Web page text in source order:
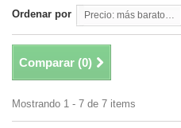
Ordenar por Precio: más baratos primero
Comparar (0)
Mostrando 1 - 7 de 7 items